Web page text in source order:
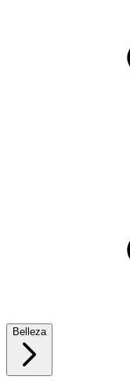
Belleza